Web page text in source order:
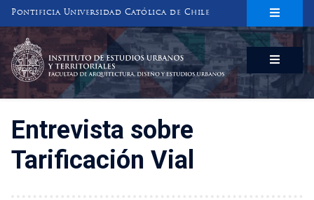
Pontificia Universidad Católica de Chile
INSTITUTO DE ESTUDIOS URBANOS
Y TERRITORIALES
FACULTAD DE ARQUITECTURA, DISEÑO Y ESTUDIOS URBANOS
Entrevista sobre
Tarificación Vial